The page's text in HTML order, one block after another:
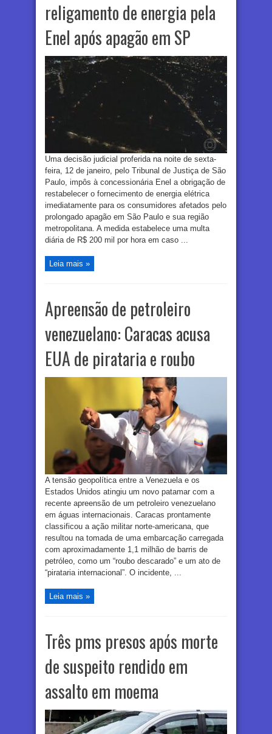
religamento de energia pela
Enel após apagão em SP
Uma decisão judicial proferida na noite de sexta-
feira, 12 de janeiro, pelo Tribunal de Justiça de São
Paulo, impôs à concessionária Enel a obrigação de
restabelecer o fornecimento de energia elétrica
imediatamente para os consumidores afetados pelo
prolongado apagão em São Paulo e sua região
metropolitana. A medida estabelece uma multa
diária de R$ 200 mil por hora em caso ...
Leia mais »
Apreensão de petroleiro
venezuelano: Caracas acusa
EUA de pirataria e roubo
A tensão geopolítica entre a Venezuela e os
Estados Unidos atingiu um novo patamar com a
recente apreensão de um petroleiro venezuelano
em águas internacionais. Caracas prontamente
classificou a ação militar norte-americana, que
resultou na tomada de uma embarcação carregada
com aproximadamente 1,1 milhão de barris de
petróleo, como um “roubo descarado” e um ato de
“pirataria internacional”. O incidente, ...
Leia mais »
Três pms presos após morte
de suspeito rendido em
assalto em moema